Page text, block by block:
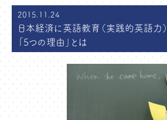
2015.11.24
日本経済に英語教育（実践的英語力
「5つの理由」とは